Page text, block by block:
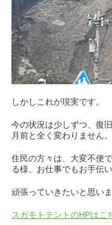
しかしこれが現実です。
今の状況は少しずつ、復
月前と全く変わりません。
住民の方々は、大変不便
る様、お仕事でもお手伝
頑張っていきたいと思いま
スガモトテントのHPはこ